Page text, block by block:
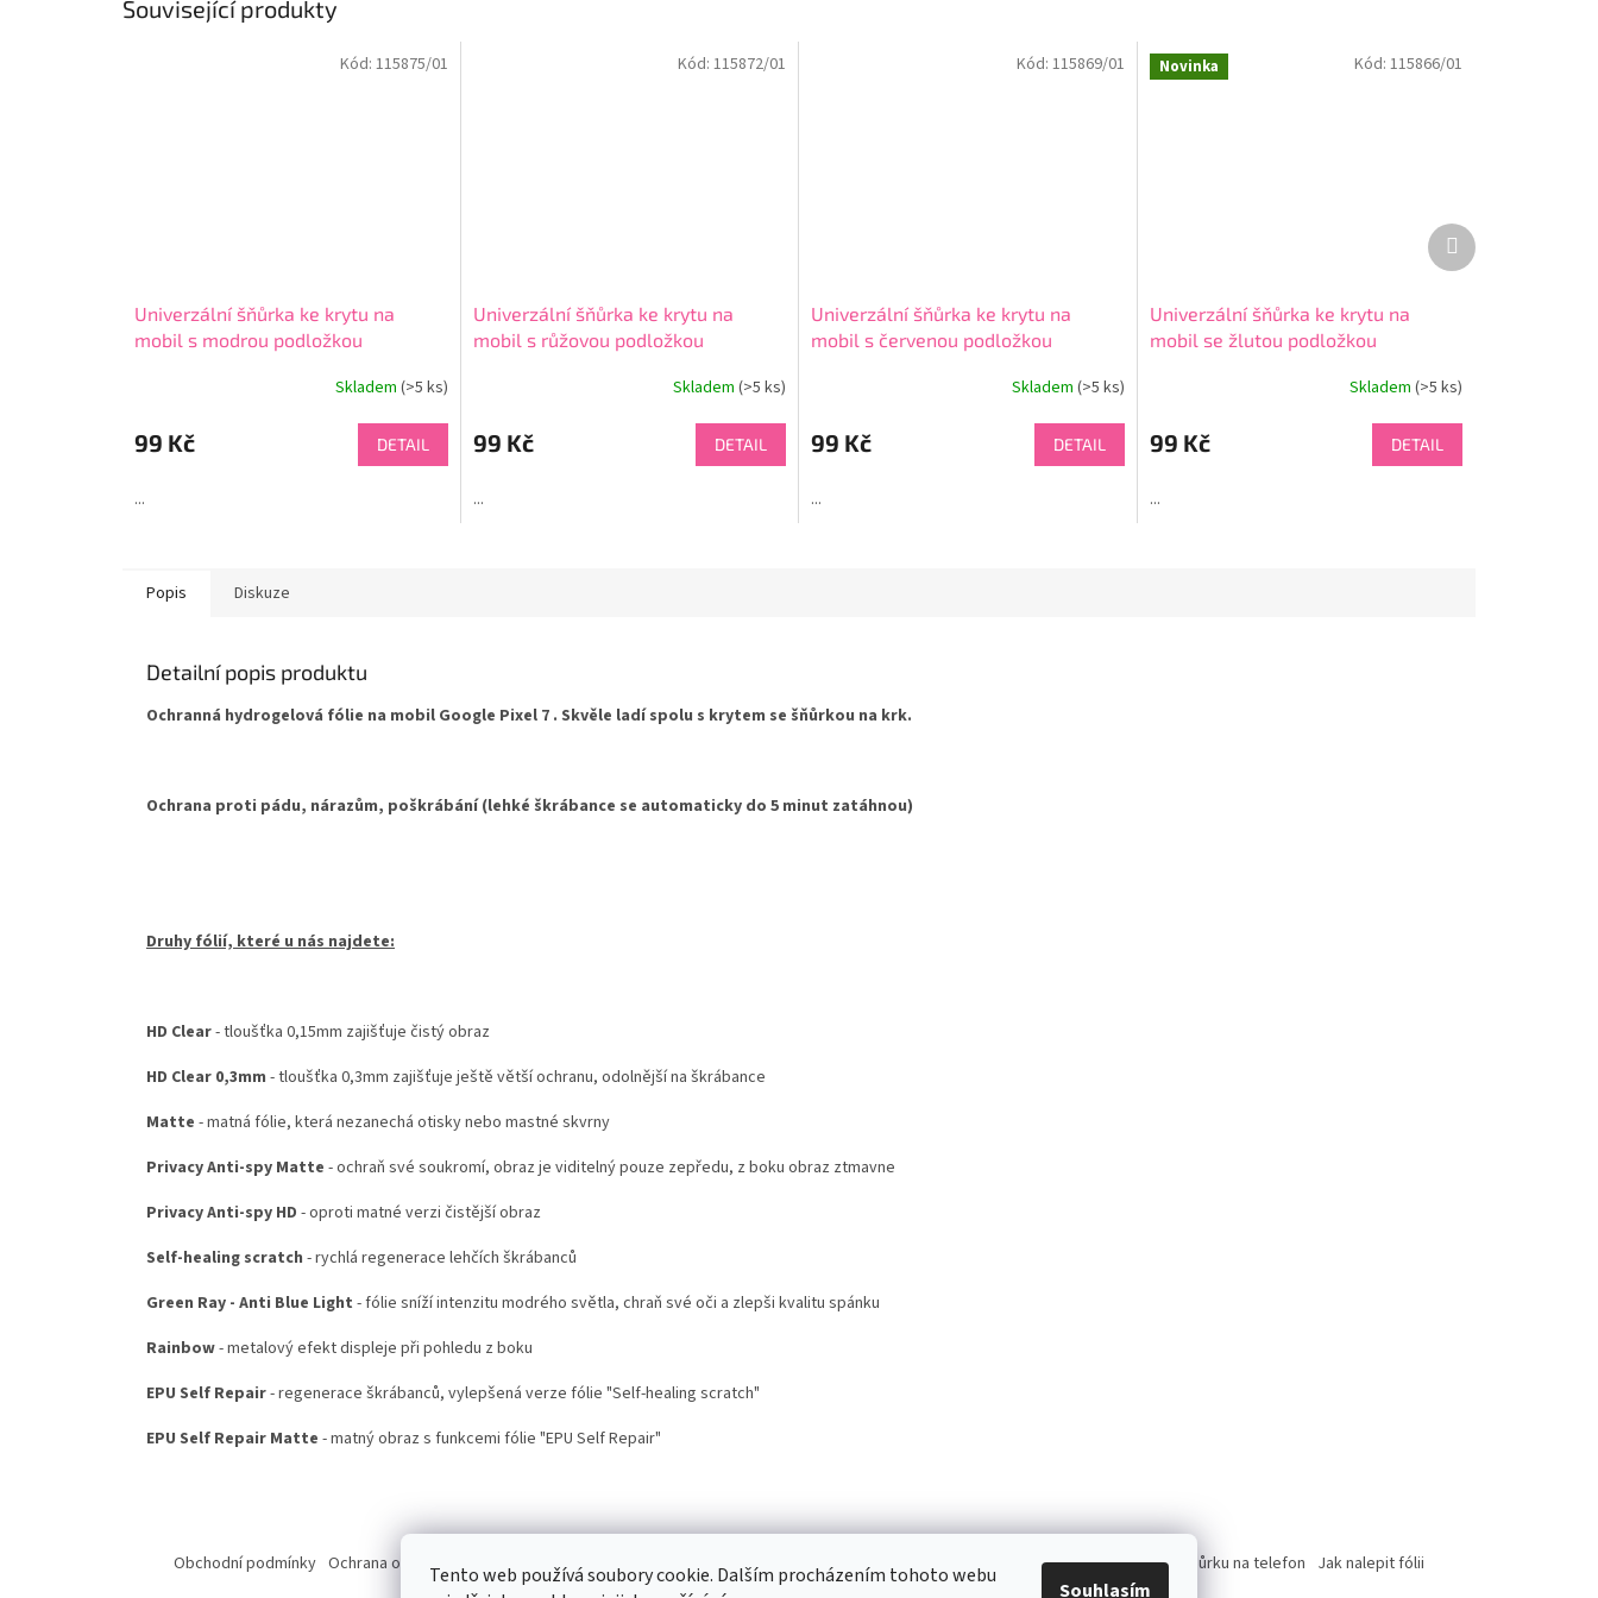
Tento web používá soubory cookie. Dalším procházením tohoto webu
Souhlasím
Související produkty
Univerzální šňůrka ke krytu na
mobil s modrou podložkou
produktu
je
z
Skladem (>5 ks)
99 Kč DETAIL
...
Kód: 115875/01
Univerzální šňůrka ke krytu na
mobil s růžovou podložkou
Skladem (>5 ks)
99 Kč DETAIL
...
Kód: 115872/01
Univerzální šňůrka ke krytu na
mobil s červenou podložkou
produktu
je
z
Skladem (>5 ks)
99 Kč DETAIL
...
Kód: 115869/01 Novinka
Univerzální šňůrka ke krytu na
mobil se žlutou podložkou
Skladem (>5 ks)
99 Kč DETAIL
...
Kód: 115866/01
Další
produkt
Popis Diskuze
Detailní popis produktu
Ochranná hydrogelová fólie na mobil Google Pixel 7 . Skvěle ladí spolu s krytem se šňůrkou na krk.
Ochrana proti pádu, nárazům, poškrábání (lehké škrábance se automaticky do 5 minut zatáhnou)
Druhy fólií, které u nás najdete:
HD Clear- tloušťka 0,15mm zajišťuje čistý obraz
HD Clear 0,3mm - tloušťka 0,3mm zajišťuje ještě větší ochranu, odolnější na škrábance
Matte - matná fólie, která nezanechá otisky nebo mastné skvrny
Privacy Anti-spy Matte - ochraň své soukromí, obraz je viditelný pouze zepředu, z boku obraz ztmavne
Privacy Anti-spy HD - oproti matné verzi čistější obraz
Self-healing scratch - rychlá regenerace lehčích škrábanců
Green Ray - Anti Blue Light - fólie sníží intenzitu modrého světla, chraň své oči a zlepši kvalitu spánku
Rainbow- metalový efekt displeje při pohledu z boku
EPU Self Repair- regenerace škrábanců, vylepšená verze fólie "Self-healing scratch"
EPU Self Repair Matte - matný obraz s funkcemi fólie "EPU Self Repair"
Obchodní podmínky Ochrana osobních údajů Odstoupení od smlouvy Doprava Kontakt Proč nosit mobil s krytem na šnůrce Jak nasadit šnůrku na telefon Jak nalepit fólii